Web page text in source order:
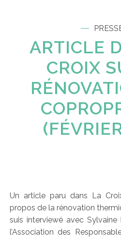
ARTICLE
CROIX
Un article paru dans La
propos de la rénovation
suis interviewé avec
l’Association des